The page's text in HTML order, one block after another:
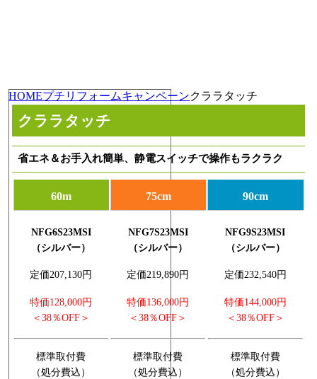
HOMEプチリフォームキャンペーンクララタッチ
クララタッチ
省エネ＆お手入れ簡単、静電スイッチで操作もラクラク
60m 75cm 90cm
NFG6S23MSI
（シルバー）
定価207,130円
特価128,000円
＜38％OFF＞
標準取付費
（処分費込）
NFG7S23MSI
（シルバー）
定価219,890円
特価136,000円
＜38％OFF＞
標準取付費
（処分費込）
NFG9S23MSI
（シルバー）
定価232,540円
特価144,000円
＜38％OFF＞
標準取付費
（処分費込）